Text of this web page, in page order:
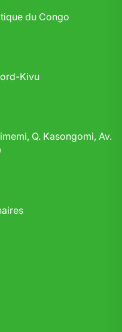
du Congo
Kivu
Q. Kasongomi, Av.